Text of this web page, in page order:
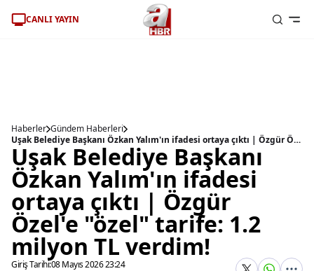
CANLI YAYIN
Haberler Gündem Haberleri
Uşak Belediye Başkanı Özkan Yalım'ın ifadesi ortaya çıktı | Özgür Özel'e "özel" tarife: 1.2 milyon TL verdim!
Uşak Belediye Başkanı
Özkan Yalım'ın ifadesi
ortaya çıktı | Özgür
Özel'e "özel" tarife: 1.2
milyon TL verdim!
Giriş Tarihi:08 Mayıs 2026 23:24